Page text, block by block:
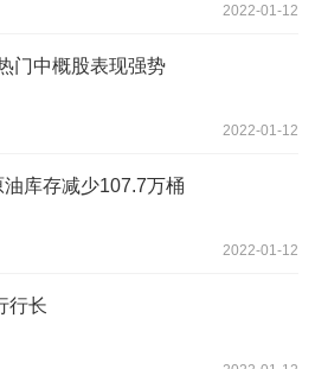
2022-01-12
门中概股表现强势
2022-01-12
库存减少107.7万桶
2022-01-12
行长